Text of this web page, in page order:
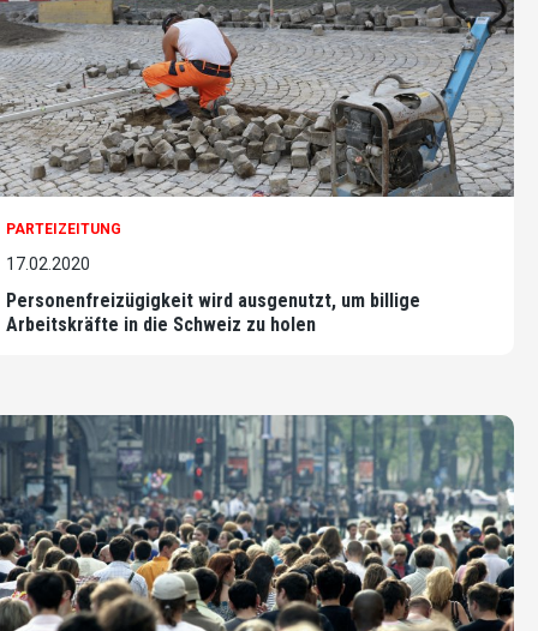
PARTEIZEITUNG
17.02.2020
Personenfreizügigkeit wird ausgenutzt, um billige
Arbeitskräfte in die Schweiz zu holen